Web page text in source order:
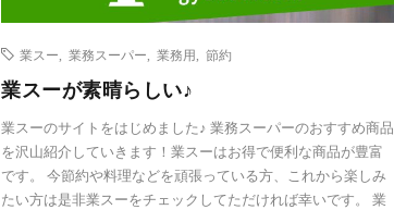
業スー ,業務スーパー ,業務用 ,節約
業スーが素晴らしい♪
業スーのサイトをはじめました♪ 業務スーパーのおすすめ商品
を沢山紹介していきます！業スーはお得で便利な商品が豊富
です。 今節約や料理などを頑張っている方、これから楽しみ
たい方は是非業スーをチェックしてただければ幸いです。 業